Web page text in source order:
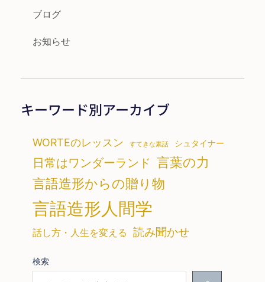
ブログ
お知らせ
キーワード別アーカイブ
WORTEのレッスン すてきな素話 シュタイナー
日常はワンダーランド 言葉の力
言語造形からの贈り物
言語造形人間学
話し方・人生を変える 読み聞かせ
検索